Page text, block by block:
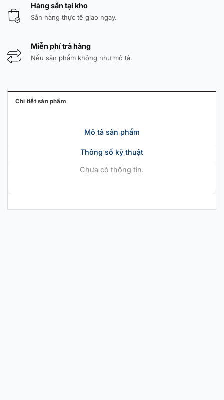
Hàng sẵn tại kho
Sẵn hàng thực tế giao ngay.
Miễn phí trả hàng
Nếu sản phẩm không như mô tả.
Chi tiết sản phẩm
Mô tả sản phẩm
Thông số kỹ thuật
Chưa có thông tin.